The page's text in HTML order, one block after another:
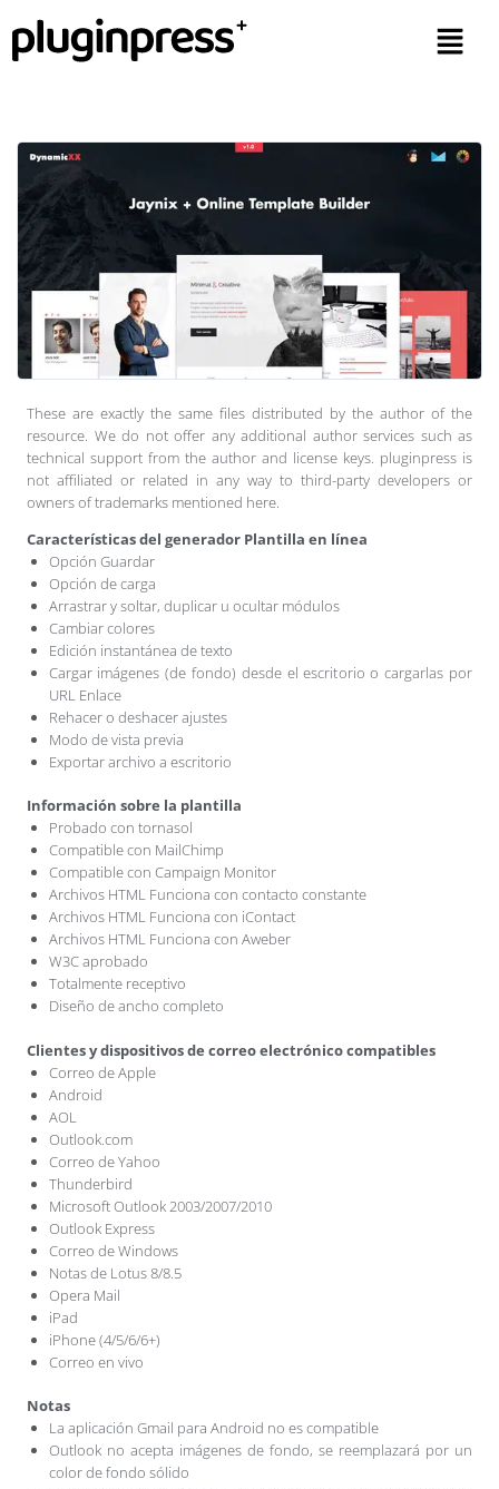
These are exactly the same files distributed by the author of the
resource. We do not offer any additional author services such as
technical support from the author and license keys. pluginpress is
not affiliated or related in any way to third-party developers or
owners of trademarks mentioned here.
Características del generador Plantilla en línea
Opción Guardar
Opción de carga
Arrastrar y soltar, duplicar u ocultar módulos
Cambiar colores
Edición instantánea de texto
Cargar imágenes (de fondo) desde el escritorio o cargarlas por
URL Enlace
Rehacer o deshacer ajustes
Modo de vista previa
Exportar archivo a escritorio
Información sobre la plantilla
Probado con tornasol
Compatible con MailChimp
Compatible con Campaign Monitor
Archivos HTML Funciona con contacto constante
Archivos HTML Funciona con iContact
Archivos HTML Funciona con Aweber
W3C aprobado
Totalmente receptivo
Diseño de ancho completo
Clientes y dispositivos de correo electrónico compatibles
Correo de Apple
Android
AOL
Outlook.com
Correo de Yahoo
Thunderbird
Microsoft Outlook 2003/2007/2010
Outlook Express
Correo de Windows
Notas de Lotus 8/8.5
Opera Mail
iPad
iPhone (4/5/6/6+)
Correo en vivo
Notas
La aplicación Gmail para Android no es compatible
Outlook no acepta imágenes de fondo, se reemplazará por un
color de fondo sólido